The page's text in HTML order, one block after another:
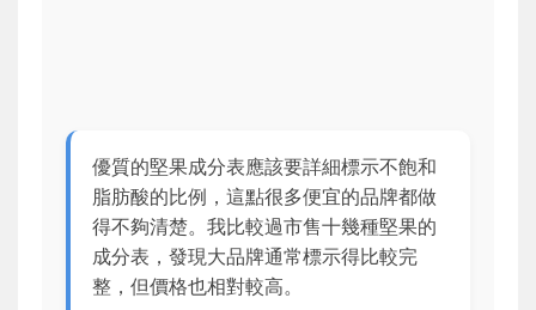
優質的堅果成分表應該要詳細標示不飽和
脂肪酸的比例，這點很多便宜的品牌都做
得不夠清楚。我比較過市售十幾種堅果的
成分表，發現大品牌通常標示得比較完
整，但價格也相對較高。